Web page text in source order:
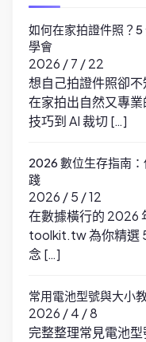
如何在家拍證件照？
學會
2026 / 7 / 22
想自己拍證件照卻
在家拍出自然又專
技巧到 AI 裁切 […]
2026 數位生存指南
踐
2026 / 5 / 12
在數據橫行的 2026
toolkit.tw 為你精選
念 […]
常用電池型號與大小
2026 / 4 / 8
完整整理常見電池型